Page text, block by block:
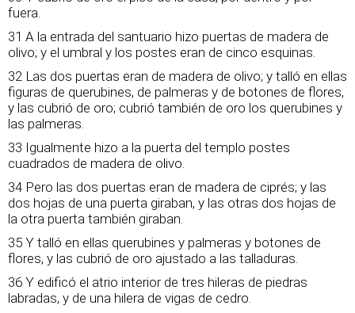
fuera.
31 A la entrada del santuario hizo puertas de madera de
olivo; y el umbral y los postes eran de cinco esquinas.
32 Las dos puertas eran de madera de olivo; y talló en ellas
figuras de querubines, de palmeras y de botones de flores,
y las cubrió de oro; cubrió también de oro los querubines y
las palmeras.
33 Igualmente hizo a la puerta del templo postes
cuadrados de madera de olivo.
34 Pero las dos puertas eran de madera de ciprés; y las
dos hojas de una puerta giraban, y las otras dos hojas de
la otra puerta también giraban.
35 Y talló en ellas querubines y palmeras y botones de
flores, y las cubrió de oro ajustado a las talladuras.
36 Y edificó el atrio interior de tres hileras de piedras
labradas, y de una hilera de vigas de cedro.